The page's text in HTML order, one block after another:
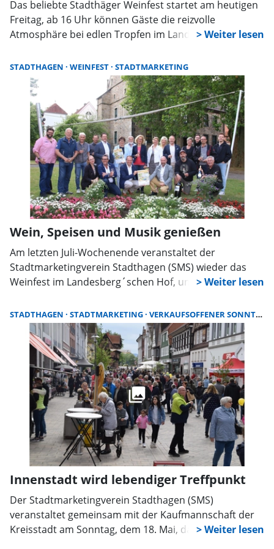
Das beliebte Stadthäger Weinfest startet am heutigen
Freitag, ab 16 Uhr können Gäste die reizvolle
Atmosphäre bei edlen Tropfen im Landesberg´schen
Stadtmarketingverein Stadthagen (SMS) gelang es, eine
Reihe von Ausstellern für die beliebte Veranstaltung zu
gewinnen, die eine ausgewählte Palette an Weinen und
weiteren Getränken sowie schmackhafte Gerichte
anbieten.
STADTHAGEN WEINFEST STADTMARKETING
Wein, Speisen und Musik genießen
Am letzten Juli-Wochenende veranstaltet der
Stadtmarketingverein Stadthagen (SMS) wieder das
Weinfest im Landesberg´schen Hof, unterstützt durch
auswärtige Aussteller werden den Gästen eine breite
Auswahl von Weinen und weiteren edlen Tropfen
sowie dazu passenden Speisen anbieten.
STADTHAGEN STADTMARKETING VERKAUFSOFFENER SONNTAG
Innenstadt wird lebendiger Treffpunkt
Der Stadtmarketingverein Stadthagen (SMS)
veranstaltet gemeinsam mit der Kaufmannschaft der
Kreisstadt am Sonntag, dem 18. Mai, das zweite